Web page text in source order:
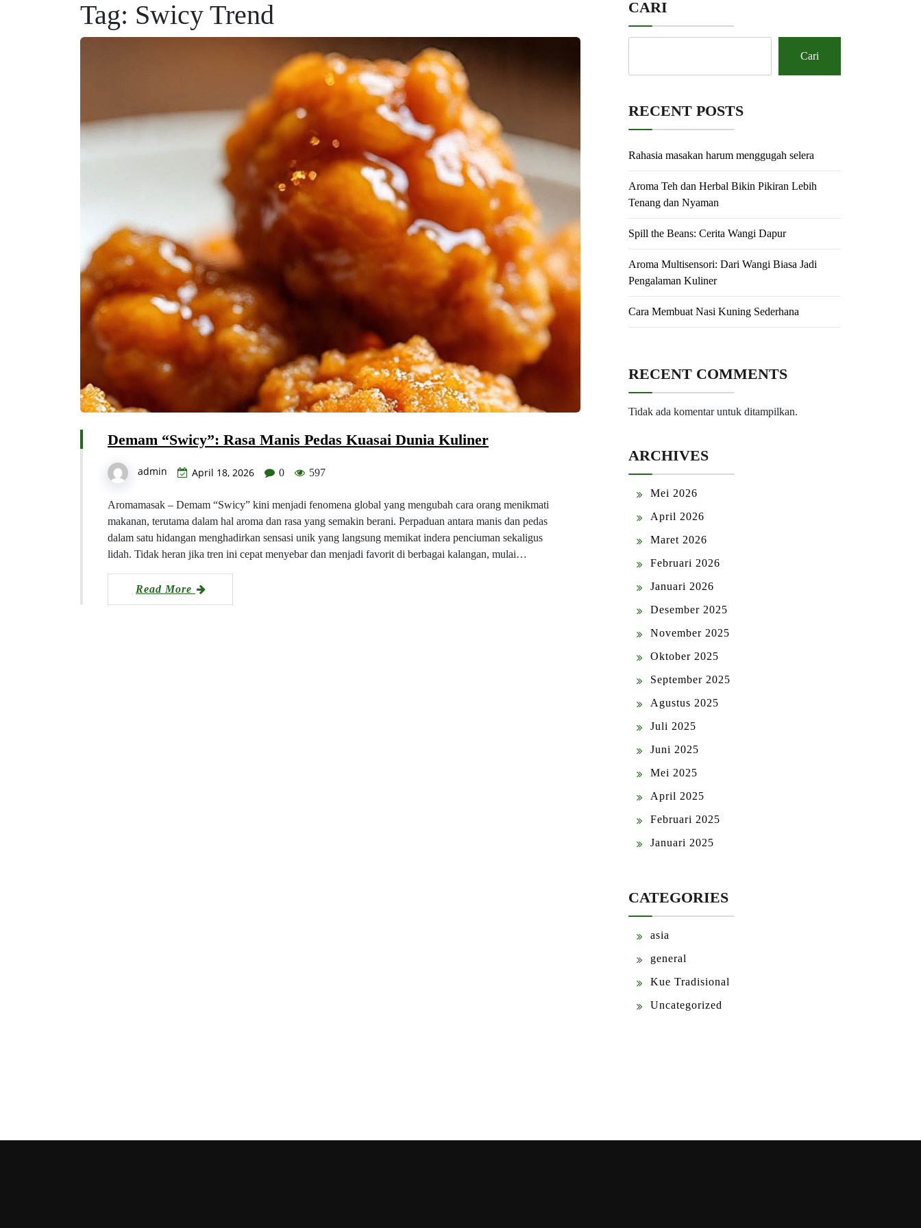
Tag: Swicy Trend
Demam “Swicy”: Rasa Manis Pedas Kuasai Dunia Kuliner
admin April 18, 2026 0 597
Aromamasak – Demam “Swicy” kini menjadi fenomena global yang mengubah cara orang menikmati
makanan, terutama dalam hal aroma dan rasa yang semakin berani. Perpaduan antara manis dan pedas
dalam satu hidangan menghadirkan sensasi unik yang langsung memikat indera penciuman sekaligus
lidah. Tidak heran jika tren ini cepat menyebar dan menjadi favorit di berbagai kalangan, mulai…
Read More
CARI
Cari
RECENT POSTS
Rahasia masakan harum menggugah selera
Aroma Teh dan Herbal Bikin Pikiran Lebih
Tenang dan Nyaman
Spill the Beans: Cerita Wangi Dapur
Aroma Multisensori: Dari Wangi Biasa Jadi
Pengalaman Kuliner
Cara Membuat Nasi Kuning Sederhana
RECENT COMMENTS
Tidak ada komentar untuk ditampilkan.
ARCHIVES
Mei 2026
April 2026
Maret 2026
Februari 2026
Januari 2026
Desember 2025
November 2025
Oktober 2025
September 2025
Agustus 2025
Juli 2025
Juni 2025
Mei 2025
April 2025
Februari 2025
Januari 2025
CATEGORIES
asia
general
Kue Tradisional
Uncategorized